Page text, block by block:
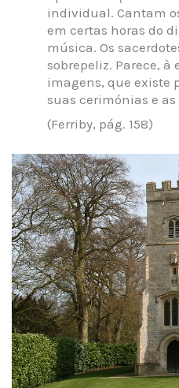
individual. Cantam
em certas horas do
música. Os
sobrepeliz. Parece, à
imagens, que existe
suas cerimónias e
(Ferriby, pág. 158)